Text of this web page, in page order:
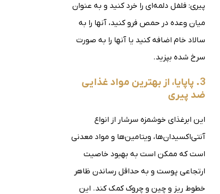
پیری: فلفل دلمه‌ای را خرد کنید و به عنوان
میان وعده در حمص فرو کنید، آنها را به
سالاد خام اضافه کنید یا آنها را به صورت
سرخ شده بپزید.
3. پاپایا، از بهترین مواد غذایی
ضد پیری
این ابرغذای خوشمزه سرشار از انواع
آنتی‌اکسیدان‌ها، ویتامین‌ها و مواد معدنی
است که ممکن است به بهبود خاصیت
ارتجاعی پوست و به حداقل رساندن ظاهر
خطوط ریز و چین و چروک کمک کند. این